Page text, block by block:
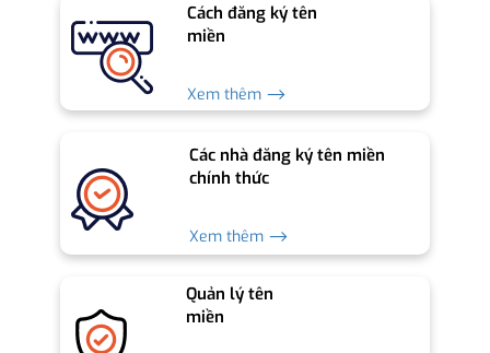
Cách đăng ký tên
miền
Xem thêm ⟶
Các nhà đăng ký tên miền
chính thức
Xem thêm ⟶
Quản lý tên
miền